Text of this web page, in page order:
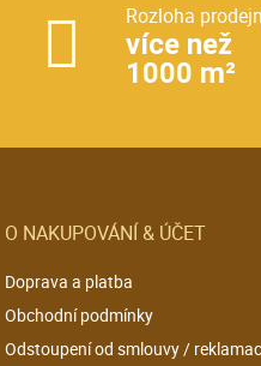
Rozloha
více než
1000 m²
O NAKUPOVÁNÍ & ÚČET
Doprava a platba
Obchodní podmínky
Odstoupení od smlouvy /